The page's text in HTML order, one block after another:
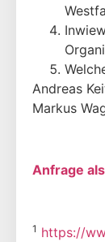
Andreas
Markus
Anfrage
1 https://